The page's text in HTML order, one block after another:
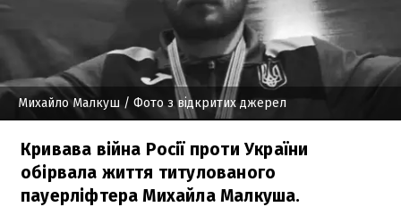
Михайло Малкуш / Фото з відкритих джерел
Кривава війна Росії проти України
обірвала життя титулованого
пауерліфтера Михайла Малкуша.